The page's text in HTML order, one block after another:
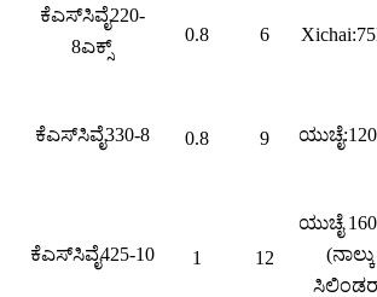
ಕೆಎಸ್‌ಸಿವೈ220-
8ಎಕ್ಸ್
0.8 6
ಕೆಎಸ್‌ಸಿವೈ330-8 0.8 9
ಕೆಎಸ್‌ಸಿವೈ425-10 1 12
ಯುಚೈ
(ನಾಲ್ಕು